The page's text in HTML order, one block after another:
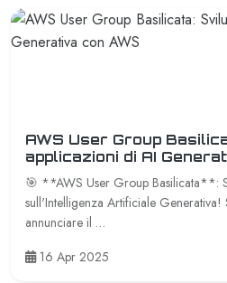
AWS User Group
applicazioni di AI
🎯 **AWS User Group Basilicata**:
sull'Intelligenza Artificiale Generativa!
annunciare il …
16 Apr 2025